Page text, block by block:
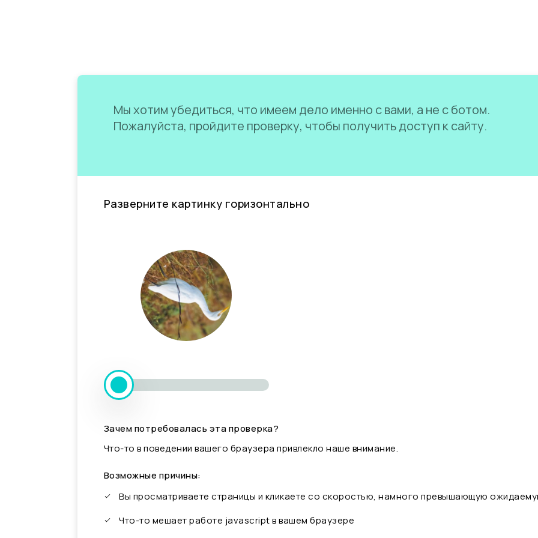
Мы хотим убедиться, что имеем дело именно с вами, а не с ботом.
Пожалуйста, пройдите проверку, чтобы получить доступ к сайту.
Разверните картинку горизонтально
Зачем потребовалась эта проверка?
Что-то в поведении вашего браузера привлекло наше внимание.
Возможные причины:
Вы просматриваете страницы и кликаете со скоростью, намного превышающую
Что-то мешает работе javascript в вашем браузере